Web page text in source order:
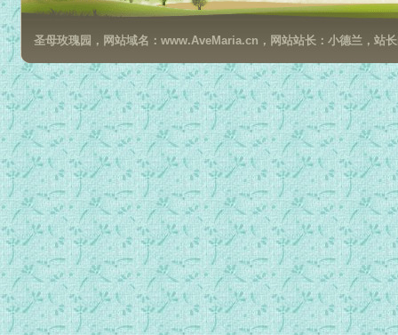
16泰泽祈祷轻音乐.mp3
17泰泽祈祷轻音乐.mp3
18泰泽祈祷轻音乐.mp3
19泰泽祈祷轻音乐.mp3
20泰泽祈祷轻音乐.mp3
圣母玫瑰园，网站域名：www.AveMaria.cn，网站站长：小德兰，